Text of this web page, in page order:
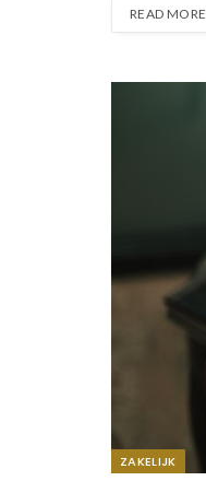
READ MORE
ZAKELIJK